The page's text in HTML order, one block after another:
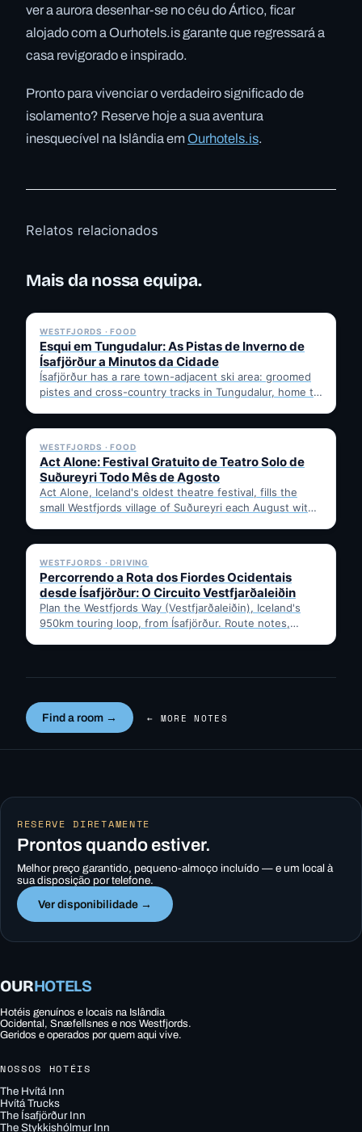
ver a aurora desenhar-se no céu do Ártico, ficar
alojado com a Ourhotels.is garante que regressará a
casa revigorado e inspirado.
Pronto para vivenciar o verdadeiro significado de
isolamento? Reserve hoje a sua aventura
inesquecível na Islândia emOurhotels.is.
Relatos relacionados
Mais da nossa equipa.
WESTFJORDS · FOOD
Esqui em Tungudalur: As Pistas de Inverno de
Ísafjörður a Minutos da Cidade
Ísafjörður has a rare town-adjacent ski area: groomed
pistes and cross-country tracks in Tungudalur, home to
✓ 6 JUL
WESTFJORDS · FOOD
Act Alone: Festival Gratuito de Teatro Solo de
Suðureyri Todo Mês de Agosto
Act Alone, Iceland's oldest theatre festival, fills the
small Westfjords village of Suðureyri each August with
✓ 6 JUL
WESTFJORDS · DRIVING
Percorrendo a Rota dos Fiordes Ocidentais
desde Ísafjörður: O Circuito Vestfjarðaleiðin
Plan the Westfjords Way (Vestfjarðaleiðin), Iceland's
950km touring loop, from Ísafjörður. Route notes,
Find a room → ← MORE NOTES
RESERVE DIRETAMENTE
Prontos quando estiver.
Melhor preço garantido, pequeno-almoço incluído — e um local à
sua disposição por telefone.
Ver disponibilidade →
OURHOTELS
Hotéis genuínos e locais na Islândia
Ocidental, Snæfellsnes e nos Westfjords.
Geridos e operados por quem aqui vive.
NOSSOS HOTÉIS
The Hvítá Inn
Hvítá Trucks
The Ísafjörður Inn
The Stykkishólmur Inn